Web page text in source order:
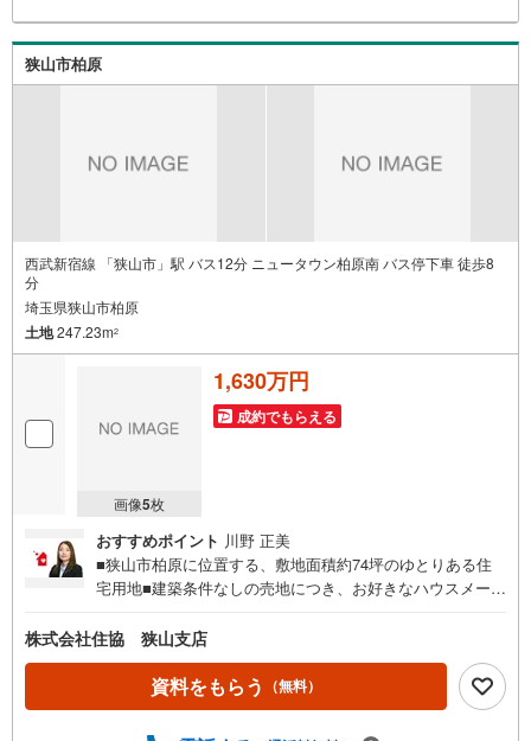
狭山市柏原
西武新宿線 「狭山市」駅 バス12分 ニュータウン柏原南 バス停下車 徒歩8
分
埼玉県狭山市柏原
土地247.23m2
画像5枚
1,630万円
成約でもらえる
おすすめポイント 川野 正美
■狭山市柏原に位置する、敷地面積約74坪のゆとりある住
宅用地■建築条件なしの売地につき、お好きなハウスメーカ
自由なプランニングが可能です■現況更地のため、解体費用
をかけずスムーズに建築計画を進められます■北東側・南西
側の市道に面した開放感のある二方道路の区画
株式会社住協 狭山支店
資料をもらう （無料）